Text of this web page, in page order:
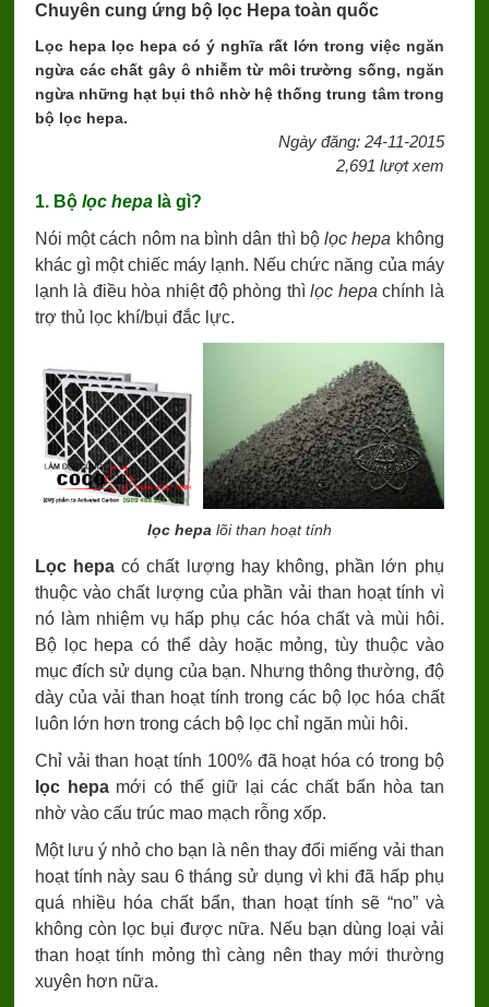
Chuyên cung ứng bộ lọc Hepa toàn quốc
Lọc hepa lọc hepa có ý nghĩa rất lớn trong việc ngăn
ngừa các chất gây ô nhiễm từ môi trường sống, ngăn
ngừa những hạt bụi thô nhờ hệ thống trung tâm trong
bộ lọc hepa.
Ngày đăng: 24-11-2015
2,691 lượt xem
1. Bộlọc hepalà gì?
Nói một cách nôm na bình dân thì bộlọc hepa không
khác gì một chiếc máy lạnh. Nếu chức năng của máy
lạnh là điều hòa nhiệt độ phòng thìlọc hepachính là
trợ thủ lọc khí/bụi đắc lực.
lọc hepalõi than hoạt tính
Lọc hepa có chất lượng hay không, phần lớn phụ
thuộc vào chất lượng của phần vải than hoạt tính vì
nó làm nhiệm vụ hấp phụ các hóa chất và mùi hôi.
Bộ lọc hepa có thể dày hoặc mỏng, tùy thuộc vào
mục đích sử dụng của bạn. Nhưng thông thường, độ
dày của vải than hoạt tính trong các bộ lọc hóa chất
luôn lớn hơn trong cách bộ lọc chỉ ngăn mùi hôi.
Chỉ vải than hoạt tính 100% đã hoạt hóa có trong bộ
lọc hepamới có thể giữ lại các chất bẩn hòa tan
nhờ vào cấu trúc mao mạch rỗng xốp.
Một lưu ý nhỏ cho bạn là nên thay đổi miếng vải than
hoạt tính này sau 6 tháng sử dụng vì khi đã hấp phụ
quá nhiều hóa chất bẩn, than hoạt tính sẽ “no” và
không còn lọc bụi được nữa. Nếu bạn dùng loại vải
than hoạt tính mỏng thì càng nên thay mới thường
xuyên hơn nữa.